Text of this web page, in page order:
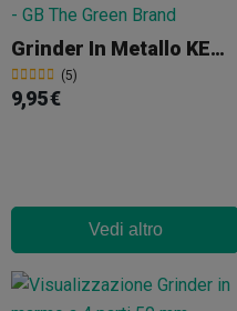
Grinder In Metallo KEMA 4 Parti 50mm
(5)
9,95 €
Vedi altro